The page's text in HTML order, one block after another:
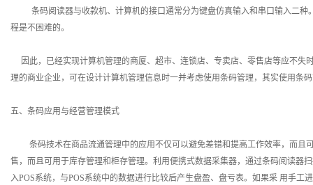
条码阅读器与收款机、计算机的接口通常分为键盘仿真输入和串口输入二种
程是不困难的。
因此，已经实现计算机管理的商厦、超市、连锁店、专卖店、零售店等应不失
理的商业企业，可在设计计算机管理信息时一并考虑使用条码管理，其实使用条
五、条码应用与经营管理模式
条码技术在商品流通管理中的应用不仅可以避免差错和提高工作效率，而且
售，而且可用于库存管理和柜存管理。利用便携式数据采集器，通过条码阅读器
入POS系统，与POS系统中的数据进行比较后产生盘盈、盘亏表。如果采 用手工